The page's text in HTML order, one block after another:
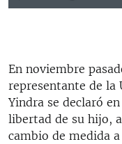
En noviembre
representante de la
Yindra se declaró
libertad de su hijo,
cambio de medida